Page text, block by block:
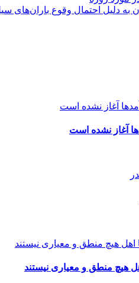
آغاز نشده است
هیچ منطق و معیاری نیستند